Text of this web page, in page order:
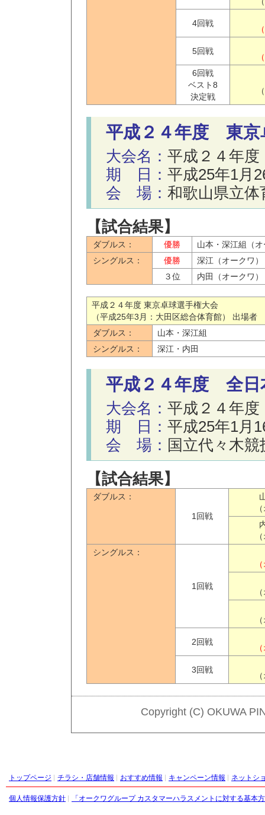
4回戦
5回戦
6回戦
ベスト8
決定戦
平成２４年度 東京
大会名： 平成２４年
期 日： 平成25年1月
会 場： 和歌山県立体
【試合結果】
ダブルス： 優勝
山本・深江組（
シングルス：
優勝
深江（オークワ）
３位
内田（オークワ）
平成２４年度 東京卓球選手権大会
（平成25年3月：大田区総合体育館） 出場者
ダブルス：
山本・深江組
シングルス：
深江・内田
平成２４年度 全日
大会名： 平成２４年
期 日： 平成25年1月
会 場： 国立代々木
【試合結果】
ダブルス：
1回戦
シングルス：
1回戦
2回戦
3回戦
Copyright (C) OKUWA
トップページ チラシ・店舗情報 おすすめ情報 キャンペーン情報 ネットシ
個人情報保護方針 「オークワグループ カスタマーハラスメントに対する基本